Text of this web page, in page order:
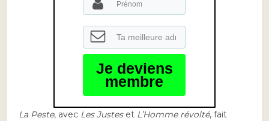
Je deviens
membre
La Peste, avec Les Justeset L’Homme révolté, fait